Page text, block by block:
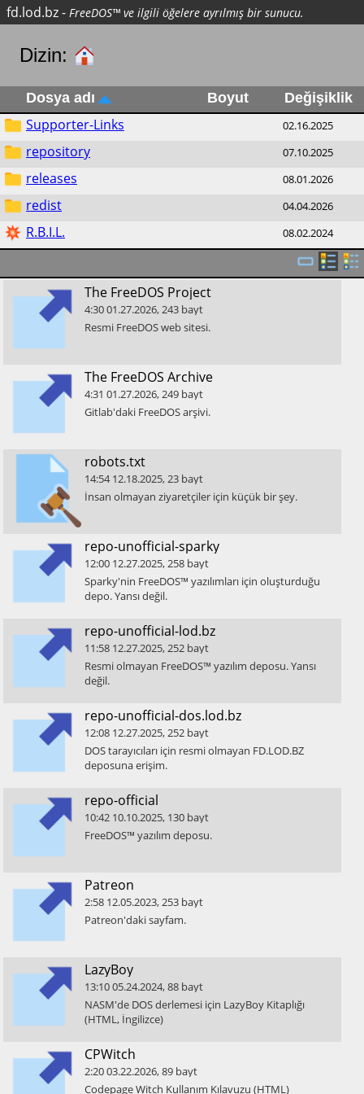
fd.lod.bz- FreeDOS™ ve ilgili öğelere ayrılmış bir sunucu.
Dizin:
Dosya adı Boyut Değişiklik
Supporter-Links 02.16.2025
repository 07.10.2025
releases 08.01.2026
redist 04.04.2026
R.B.I.L. 08.02.2024
​The FreeDOS Project
4:3001.27.2026,243 bayt
​Resmi FreeDOS web sitesi.
​The FreeDOS Archive
4:31 01.27.2026,249 bayt
​Gitlab'daki FreeDOS arşivi.
​robots.txt
14:54 12.18.2025,23 bayt
​İnsan olmayan ziyaretçiler için küçük bir şey.
​repo-unofficial-sparky
12:00 12.27.2025,258 bayt
​Sparky'nin FreeDOS™ yazılımları için oluşturduğu
depo. Yansı değil.
​repo-unofficial-lod.bz
11:58 12.27.2025,252 bayt
​Resmi olmayan FreeDOS™ yazılım deposu. Yansı
değil.
​repo-unofficial-dos.lod.bz
12:08 12.27.2025,252 bayt
​DOS tarayıcıları için resmi olmayan FD.LOD.BZ
deposuna erişim.
​repo-official
10:42 10.10.2025, 130 bayt
​FreeDOS™ yazılım deposu.
​Patreon
2:58 12.05.2023,253 bayt
​Patreon'daki sayfam.
​LazyBoy
13:1005.24.2024,88 bayt
​NASM'de DOS derlemesi için LazyBoy Kitaplığı
(HTML, İngilizce)
​CPWitch
2:2003.22.2026,89 bayt
​Codepage Witch Kullanım Kılavuzu (HTML)